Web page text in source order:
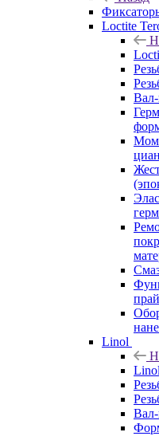
Loctite
Linol
Linol